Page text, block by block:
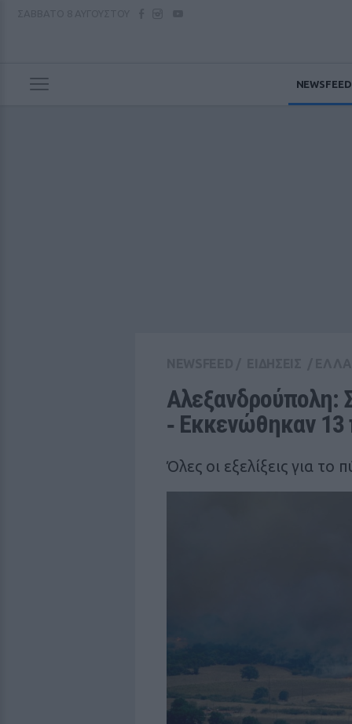
NEWSFEED
Αλεξανδρούπολη:
‑ Εκκενώθηκαν 13
Όλες οι εξελίξεις για το